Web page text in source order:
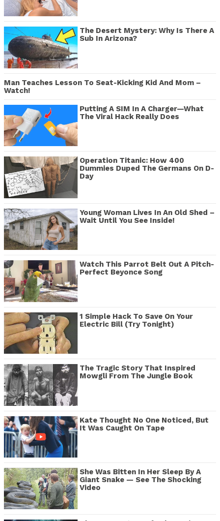
The Desert Mystery: Why Is There A
Sub In Arizona?
Man Teaches Lesson To Seat-Kicking Kid And Mom –
Watch!
Putting A SIM In A Charger—What
The Viral Hack Really Does
Operation Titanic: How 400
Dummies Duped The Germans On D-
Day
Young Woman Lives In An Old Shed –
Wait Until You See Inside!
Watch This Parrot Belt Out A Pitch-
Perfect Beyonce Song
1 Simple Hack To Save On Your
Electric Bill (Try Tonight)
The Tragic Story That Inspired
Mowgli From The Jungle Book
Kate Thought No One Noticed, But
It Was Caught On Tape
She Was Bitten In Her Sleep By A
Giant Snake — See The Shocking
Video